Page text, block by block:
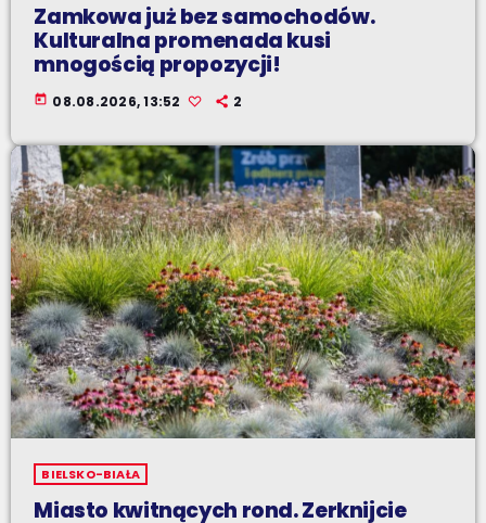
Zamkowa już bez samochodów.
Kulturalna promenada kusi
mnogością propozycji!
today 08.08.2026, 13:52 2
BIELSKO-BIAŁA
Miasto kwitnących rond. Zerknijcie